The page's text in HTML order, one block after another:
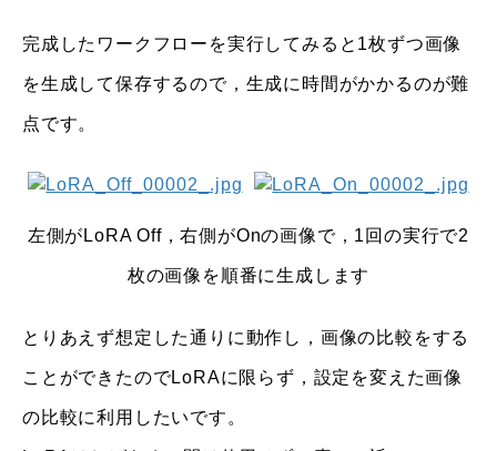
完成したワークフローを実行してみると1枚ずつ画像
を生成して保存するので，生成に時間がかかるのが難
点です。
左側がLoRA Off，右側がOnの画像で，1回の実行で2
枚の画像を順番に生成します
とりあえず想定した通りに動作し，画像の比較をする
ことができたのでLoRAに限らず，設定を変えた画像
の比較に利用したいです。